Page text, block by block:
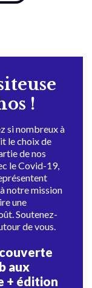
!
si nombreux à
le choix de
de nos
le Covid-19,
notre mission
une
Soutenez-
de vous.
aux
+ édition